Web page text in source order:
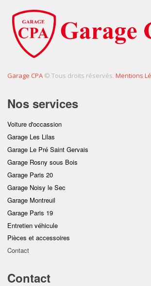
Garage CPA © Tous droits réservés. Mentions
Nos services
Voiture d'occassion
Garage Les Lilas
Garage Le Pré Saint Gervais
Garage Rosny sous Bois
Garage Paris 20
Garage Noisy le Sec
Garage Montreuil
Garage Paris 19
Entretien véhicule
Pièces et accessoires
Contact
Contact